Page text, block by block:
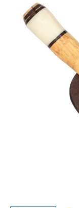
Regional